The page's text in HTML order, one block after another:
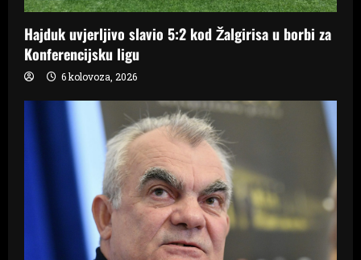
Hajduk uvjerljivo slavio 5:2 kod Žalgirisa u borbi za
Konferencijsku ligu
6 kolovoza, 2026